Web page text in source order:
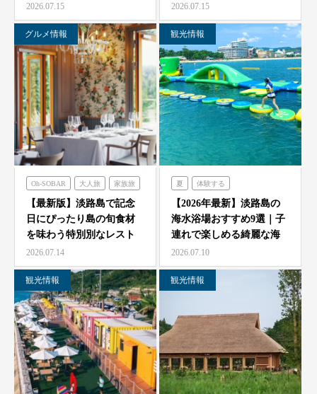
ま動物園の入場券をプレ
ゼ…
2026.07.15 2026.07.15
グルメ情報
Oh-SOBAR 大人旅 家族旅
食べる フレンチの森
オーシャンテラス
のじまスコーラ 青海波
海神人の食卓
【最新版】淡路島で記念
日にぴったり島の旬食材
を味わう特別別なレスト
ラン7選
2026.07.14
観光情報
夏 体験する
のじまスコーラ
シェフガーデン
【2026年最新】淡路島の
海水浴場おすすめ9選｜子
連れで楽しめる綺麗な海
と海開き情報
2026.07.10
観光情報 観光情報